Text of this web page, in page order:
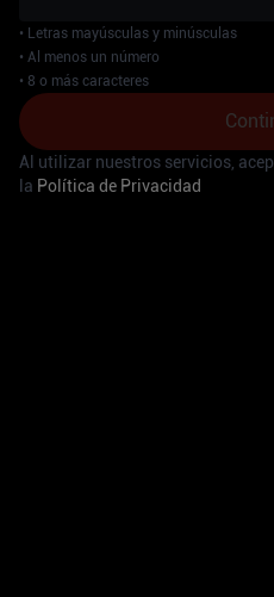
• Letras mayúsculas y minúsculas
• Al menos un número
• 8 o más caracteres
Al utilizar nuestros servicios,
la Política de Privacidad